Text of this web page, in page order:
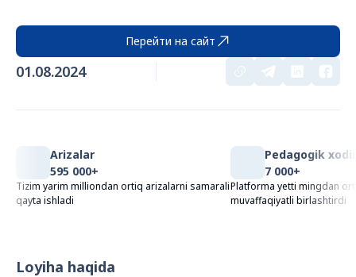
Перейти на сайт
01.08.2024
Arizalar
595 000+
Tizim yarim milliondan ortiq arizalarni samarali
qayta ishladi
Pedagogik
7 000+
Platforma yetti mingdan
muvaffaqiyatli birlashtirdi
Loyiha haqida